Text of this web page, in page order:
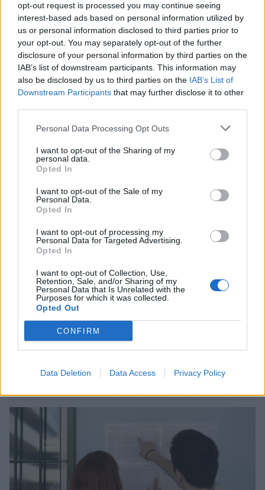
opt-out request is processed you may continue seeing
interest-based ads based on personal information utilized by
us or personal information disclosed to third parties prior to
your opt-out. You may separately opt-out of the further
disclosure of your personal information by third parties on the
IAB’s list of downstream participants. This information may
also be disclosed by us to third parties on the IAB’s List of
Downstream Participants that may further disclose it to other
Personal Data Processing Opt Outs
I want to opt-out of the Sharing of my
personal data.
Opted In
I want to opt-out of the Sale of my
Personal Data.
Opted In
I want to opt-out of processing my
Personal Data for Targeted Advertising.
Opted In
I want to opt-out of Collection, Use,
Retention, Sale, and/or Sharing of my
Personal Data that Is Unrelated with the
Purposes for which it was collected.
Opted Out
CONFIRM
Data Deletion Data Access Privacy Policy
Δυναμική και ανοδική πορεία για το Τμήμα
Ψηφιακών Συστημάτων στις Πανελλαδικές –
Δείτε γιατί
25/07/2026 09:07
Βάσεις 2026: Οι σχολές με τα υψηλότερα και
τα χαμηλότερα μόρια